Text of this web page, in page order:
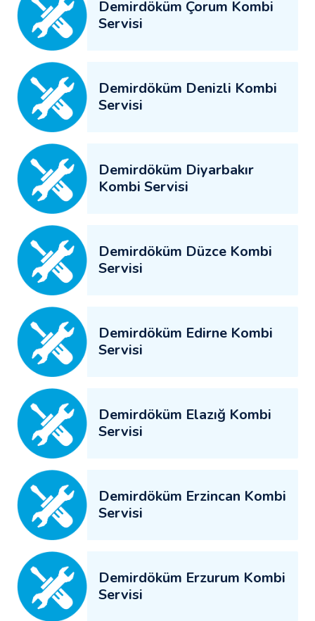
Demirdöküm Çorum Kombi
Servisi
Demirdöküm Denizli Kombi
Servisi
Demirdöküm Diyarbakır
Kombi Servisi
Demirdöküm Düzce Kombi
Servisi
Demirdöküm Edirne Kombi
Servisi
Demirdöküm Elazığ Kombi
Servisi
Demirdöküm Erzincan Kombi
Servisi
Demirdöküm Erzurum Kombi
Servisi